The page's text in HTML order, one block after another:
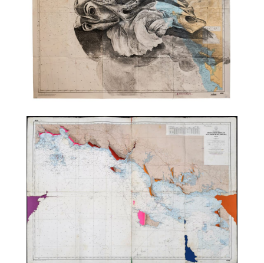
TALC02-28 – Mireille Blanc